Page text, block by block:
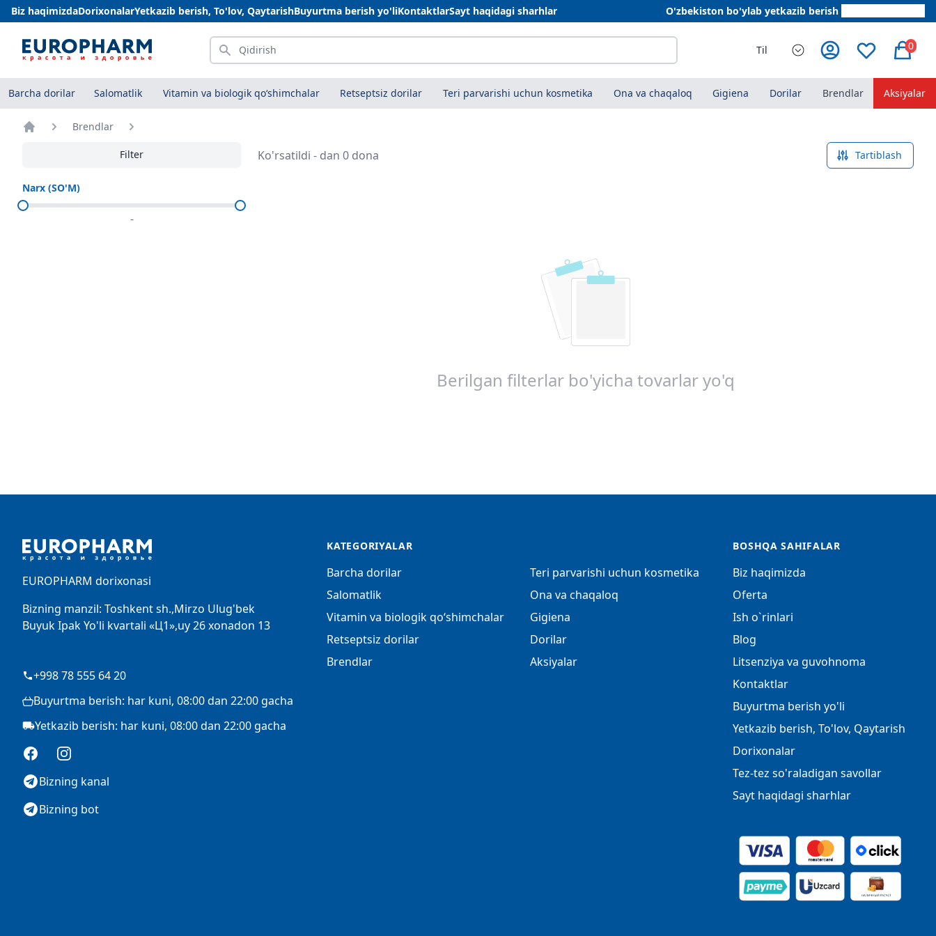
Biz haqimizdaDorixonalarYetkazib berish, To'lov, QaytarishBuyurtma berish yo'liKontaktlarSayt haqidagi sharhlar O'zbekiston bo'ylab yetkazib berish
Qidirish Til 0
Barcha dorilar Salomatlik Vitamin va biologik qo‘shimchalar Retseptsiz dorilar Teri parvarishi uchun kosmetika Ona va chaqaloq Gigiena Dorilar Brendlar Aksiyalar
Brendlar
Filter
Narx (SO'M)
-
Ko'rsatildi - dan 0 dona Tartiblash
Berilgan filterlar bo'yicha tovarlar yo'q
EUROPHARM dorixonasi
Bizning manzil: Toshkent sh.,Mirzo Ulug'bek
Buyuk Ipak Yo'li kvartali «Ц1»,uy 26 xonadon 13
+998 78 555 64 20
Buyurtma berish: har kuni, 08:00 dan 22:00 gacha
Yetkazib berish: har kuni, 08:00 dan 22:00 gacha
FacebookInstagram
Bizning kanal
Bizning bot
KATEGORIYALAR
Barcha dorilar
Salomatlik
Vitamin va biologik qo‘shimchalar
Retseptsiz dorilar
Brendlar
Teri parvarishi uchun kosmetika
Ona va chaqaloq
Gigiena
Dorilar
Aksiyalar
BOSHQA SAHIFALAR
Biz haqimizda
Oferta
Ish o`rinlari
Blog
Litsenziya va guvohnoma
Kontaktlar
Buyurtma berish yo'li
Yetkazib berish, To'lov, Qaytarish
Dorixonalar
Tez-tez so'raladigan savollar
Sayt haqidagi sharhlar